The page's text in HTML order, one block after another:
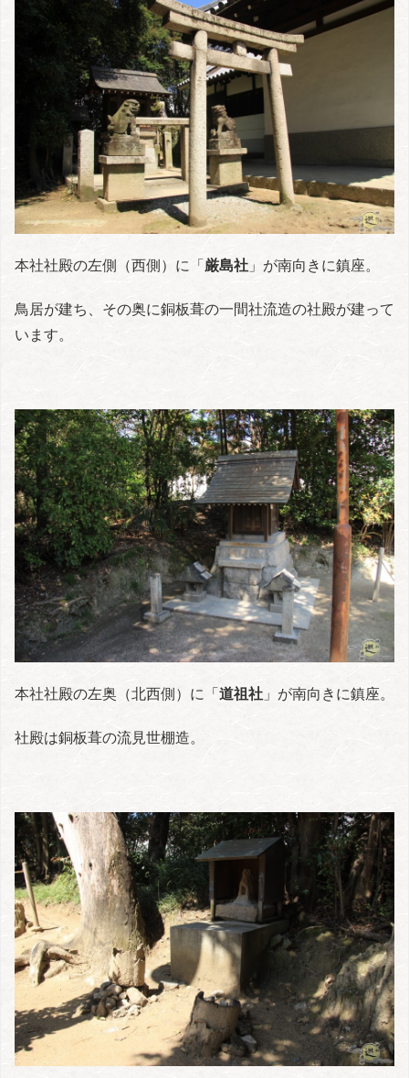
本社社殿の左側（西側）に「厳島社 」が南向きに鎮座。
鳥居が建ち、その奥に銅板葺の一間社流造の社殿が建って
います。
本社社殿の左奥（北西側）に「道祖社 」が南向きに鎮座。
社殿は銅板葺の流見世棚造。